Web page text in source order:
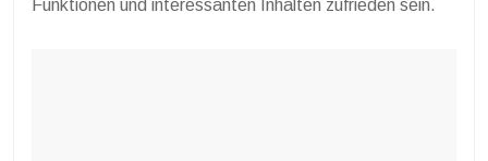
Funktionen und interessanten Inhalten zufrieden sein.